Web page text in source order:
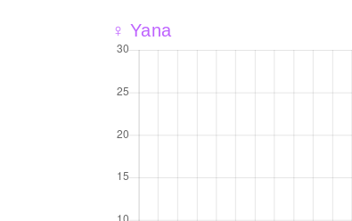
♀ Yana